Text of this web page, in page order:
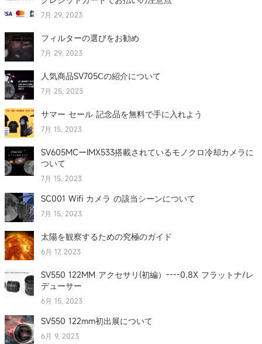
7月 29, 2023
フィルターの選びをお勧め
7月 29, 2023
人気商品SV705Ⅽの紹介について
7月 25, 2023
サマー セール 記念品を無料で手に入れよう
7月 15, 2023
SV605MCーIMX533搭載されているモノクロ冷却カメラに
ついて
7月 15, 2023
SC001 Wifi カメラ の該当シーンについて
7月 15, 2023
太陽を観察するための究極のガイド
6月 17, 2023
SV550 122MM アクセサリ(初編）----0.8X フラットナ/レ
デューサー
6月 15, 2023
SV550 122mm初出展について
6月 9, 2023